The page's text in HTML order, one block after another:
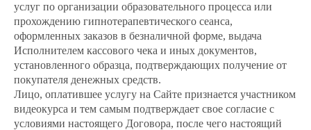
услуг по организации образовательного процесса или
прохождению гипнотерапевтического сеанса,
оформленных заказов в безналичной форме, выдача
Исполнителем кассового чека и иных документов,
установленного образца, подтверждающих получение от
покупателя денежных средств.
Лицо, оплатившее услугу на Сайте признается участником
видеокурса и тем самым подтверждает свое согласие с
условиями настоящего Договора, после чего настоящий